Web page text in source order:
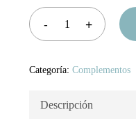
Categoría: Complementos
Descripción